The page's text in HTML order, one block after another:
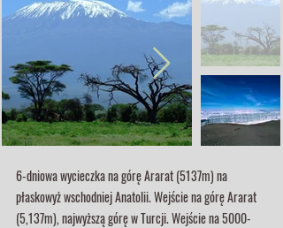
6-dniowa wycieczka na górę Ararat (5137m) na
płaskowyż wschodniej Anatolii. Wejście na górę Ararat
(5,137m), najwyższą górę w Turcji. Wejście na 5000-